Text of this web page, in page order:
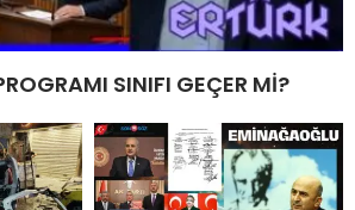
SINIFI GEÇER Mİ?